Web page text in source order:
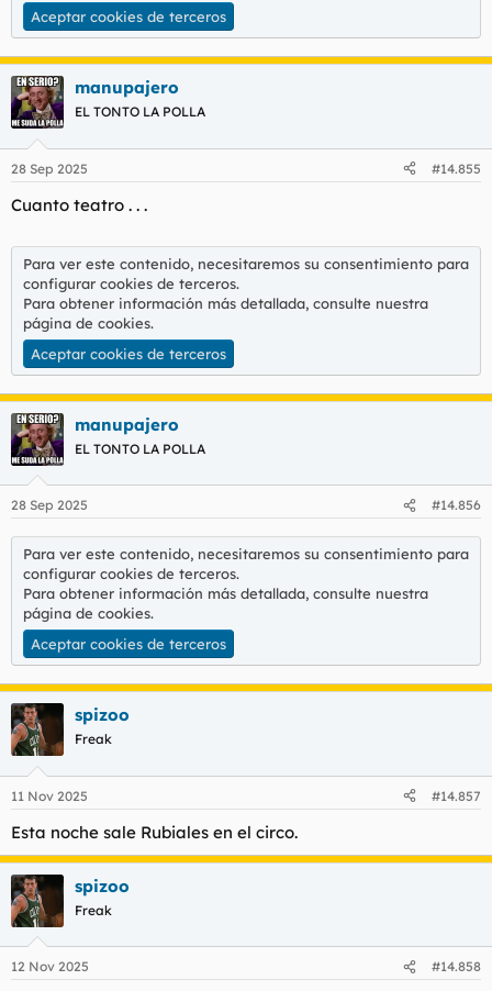
Aceptar cookies de terceros
manupajero
EL TONTO LA POLLA
28 Sep 2025 #14.855
Cuanto teatro . . .
Para ver este contenido, necesitaremos su consentimiento para
configurar cookies de terceros.
Para obtener información más detallada, consulte nuestra
página de cookies.
Aceptar cookies de terceros
manupajero
EL TONTO LA POLLA
28 Sep 2025 #14.856
Para ver este contenido, necesitaremos su consentimiento para
configurar cookies de terceros.
Para obtener información más detallada, consulte nuestra
página de cookies.
Aceptar cookies de terceros
spizoo
Freak
11 Nov 2025 #14.857
Esta noche sale Rubiales en el circo.
spizoo
Freak
12 Nov 2025 #14.858